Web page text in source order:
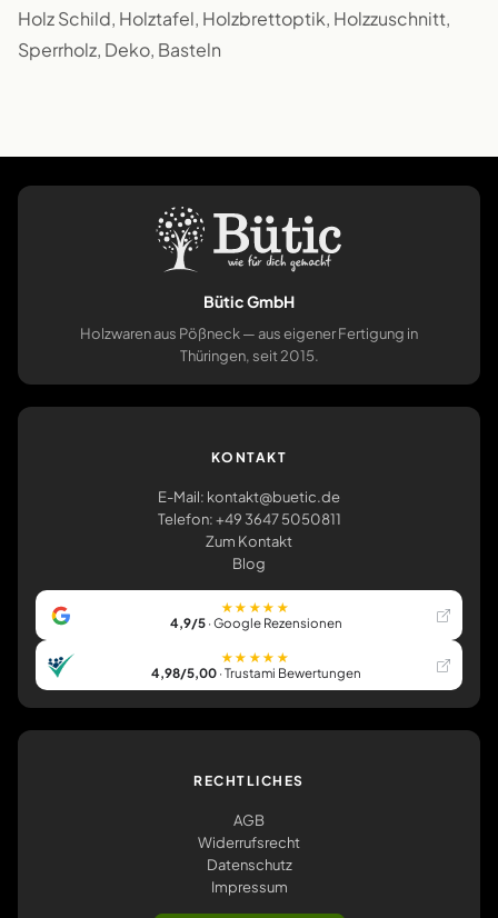
Holz Schild, Holztafel, Holzbrettoptik, Holzzuschnitt,
Sperrholz, Deko, Basteln
Bütic GmbH
Holzwaren aus Pößneck — aus eigener Fertigung in
Thüringen, seit 2015.
KONTAKT
E-Mail: kontakt@buetic.de
Telefon: +49 3647 5050811
Zum Kontakt
Blog
★★★★★
4,9/5· Google Rezensionen
★★★★★
4,98/5,00· Trustami Bewertungen
RECHTLICHES
AGB
Widerrufsrecht
Datenschutz
Impressum